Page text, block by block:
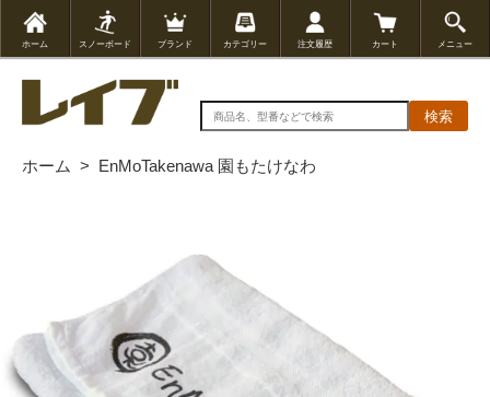
ホーム スノーボード ブランド カテゴリー 注文履歴 カート メニュー
検索
ホーム > EnMoTakenawa 園もたけなわ